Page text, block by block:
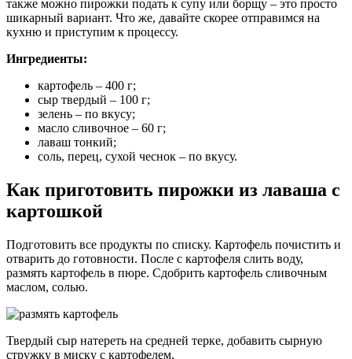
также можно пирожки подать к супу или борщу – это просто
шикарный вариант. Что же, давайте скорее отправимся на
кухню и приступим к процессу.
Ингредиенты:
картофель – 400 г;
сыр твердый – 100 г;
зелень – по вкусу;
масло сливочное – 60 г;
лаваш тонкий;
соль, перец, сухой чеснок – по вкусу.
Как приготовить пирожки из лаваша с
картошкой
Подготовить все продукты по списку. Картофель почистить и
отварить до готовности. После с картофеля слить воду,
размять картофель в пюре. Сдобрить картофель сливочным
маслом, солью.
Твердый сыр натереть на средней терке, добавить сырную
стружку в миску с картофелем.